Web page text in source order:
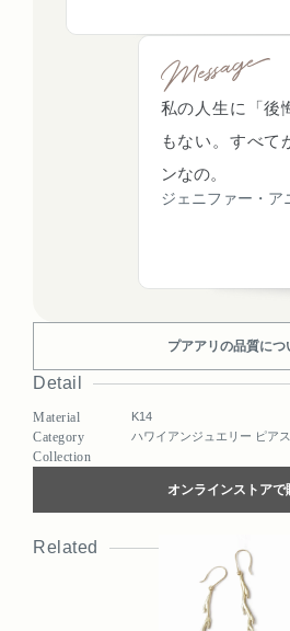
私の人生に「後
もない。すべて
ンなの。
ジェニファー・ア
プアアリの品質につ
Detail
Material K14
Category ハワイアンジュエリー ピア
Collection
オンラインストアで
Related